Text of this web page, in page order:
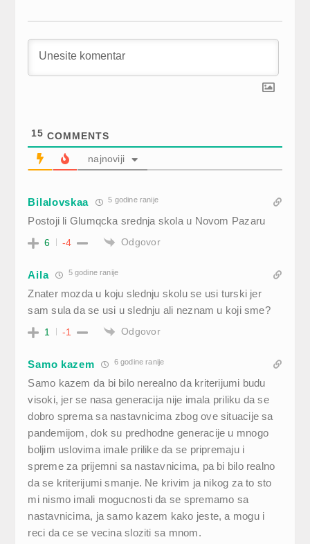
15 COMMENTS
najnoviji
Bilalovskaa 5 godine ranije
Postoji li Glumqcka srednja skola u Novom Pazaru
6 -4 Odgovor
Aila 5 godine ranije
Znater mozda u koju slednju skolu se usi turski jer
sam sula da se usi u slednju ali neznam u koji sme?
1 -1 Odgovor
Samo kazem 6 godine ranije
Samo kazem da bi bilo nerealno da kriterijumi budu
visoki, jer se nasa generacija nije imala priliku da se
dobro sprema sa nastavnicima zbog ove situacije sa
pandemijom, dok su predhodne generacije u mnogo
boljim uslovima imale prilike da se pripremaju i
spreme za prijemni sa nastavnicima, pa bi bilo realno
da se kriterijumi smanje. Ne krivim ja nikog za to sto
mi nismo imali mogucnosti da se spremamo sa
nastavnicima, ja samo kazem kako jeste, a mogu i
reci da ce se vecina sloziti sa mnom.